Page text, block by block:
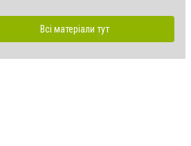
Всі матеріали тут